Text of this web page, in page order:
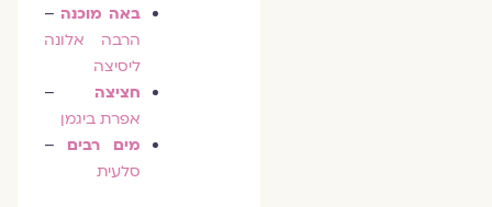
באה מוכנה–
הרבה אלונה
ליסיצה
חציצה–
אפרת ביגמן
מים רבים–
סלעית